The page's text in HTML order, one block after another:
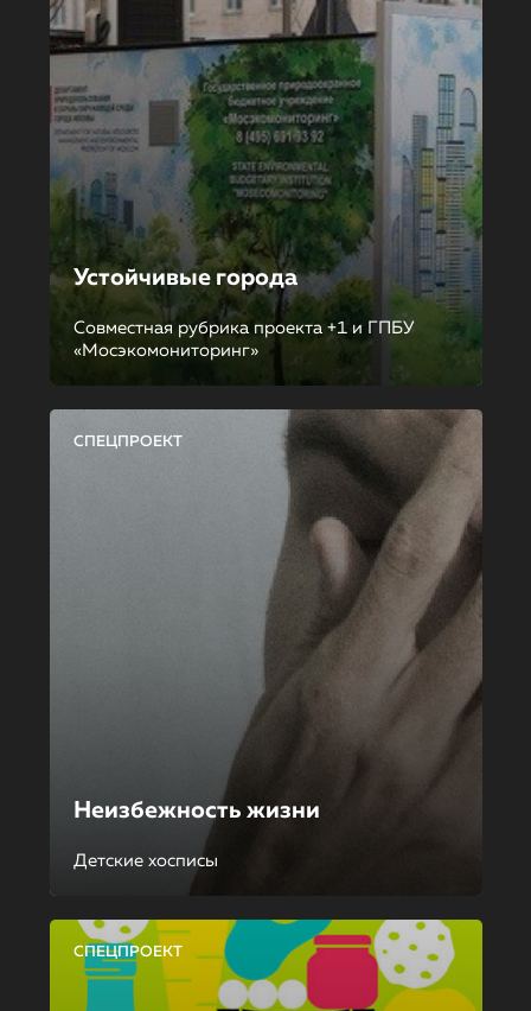
Устойчивые города
Совместная рубрика проекта +1 и ГПБУ
«Мосэкомониторинг»
СПЕЦПРОЕКТ
Неизбежность жизни
Детские хосписы
СПЕЦПРОЕКТ